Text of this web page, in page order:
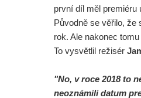
první díl měl premiéru
Původně se věřilo, že
rok. Ale nakonec
To vysvětlil režisér
"No, v roce 2018 to
neoznámili datum